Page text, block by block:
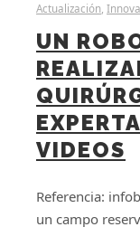
Actualización
UN
VIDEOS
Referencia:
un campo